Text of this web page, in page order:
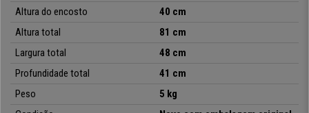
Comodidade e resistência
Pernas em madeira
• Forrado em pele sintética
Altura do encosto
40 cm
Altura total
81 cm
Largura total
48 cm
Profundidade total
41 cm
Peso
5 kg